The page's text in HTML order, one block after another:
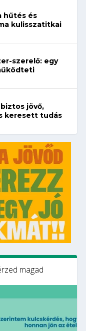
hűtés és
kulisszatitkai
szerelő: egy
jövő,
keresett tudás
magad